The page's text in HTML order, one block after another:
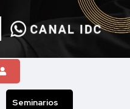
Seminarios